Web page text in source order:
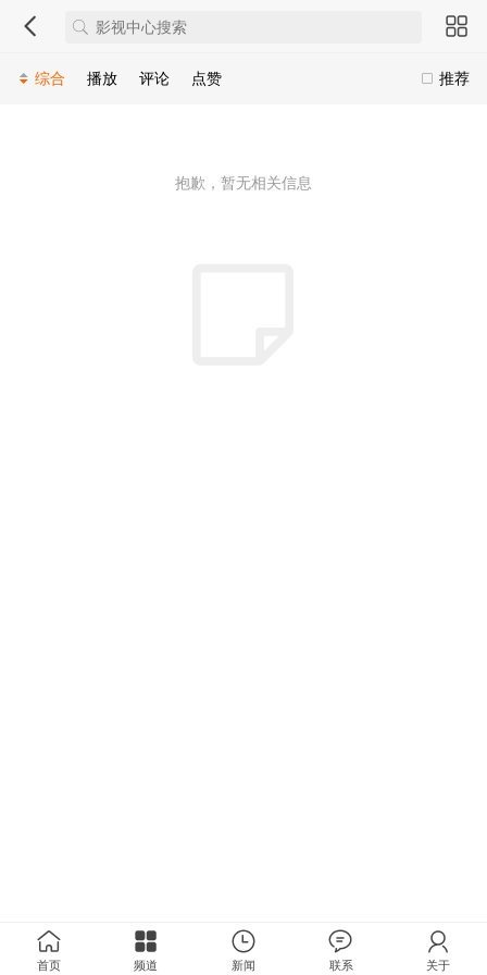
推荐
综合 播放 评论 点赞
抱歉，暂无相关信息
首页 频道 新闻 联系 关于